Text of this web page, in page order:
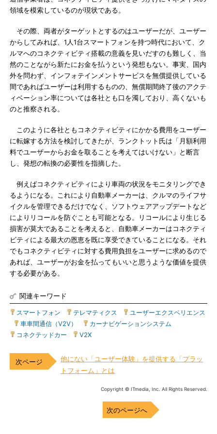
領域を模索しているのが現状である。
その際、両者がターゲットとするのはユーザーだが、ユーザー
からしてみれば、1人1台スマートフォンを持つ時代において、ク
ルマへのコネクティビティ搭載の意義を見いだすのも難しく、当
然のことながら新たにお金を払うという発想もない。事実、国内
外を問わず、インフォテインメントサービスを無償提供している
間であればユーザーは利用するものの、無償期間終了後のアクテ
ィベーション率については各社とも口を濁しており、高くないも
のと推察される。
このように各社ともコネクティビティにかかる費用をユーザー
に転嫁する方法を検討してきたが、ランクトット氏は「月額利用
料でユーザーからお金を取ることを考えてはいけない」と断言
し、発想の転換の必要性を指摘した。
例えばコネクティビティにより車両の状況をモニタリングでき
るようになる。これにより自動車メーカーは、クルマのライフサ
イクルを管理できるだけでなく、ソフトウェアアップデートなど
によりリコールを防ぐことも可能となる。リコールにより生じる
損害が莫大であることを考えると、自動車メーカーはコネクティ
ビティによる最大の恩恵を既に享受できていることになる。それ
でもコネクティビティに対する費用負担をユーザーに求めるので
あれば、ユーザーがお金を払ってもいいと思うような価値を提供
する必要がある。
関連キーワード
スマートフォン テレマティクス
ユーザーエクスペリエンス
車車間通信（V2V） カーナビゲーションシステム
コネクテッドカー
V2X
他にない「ユーザー体験」を提供する「プラッ
トフォーム」とは
Copyright © ITmedia, Inc. All Rights Reserved.
次のページへ